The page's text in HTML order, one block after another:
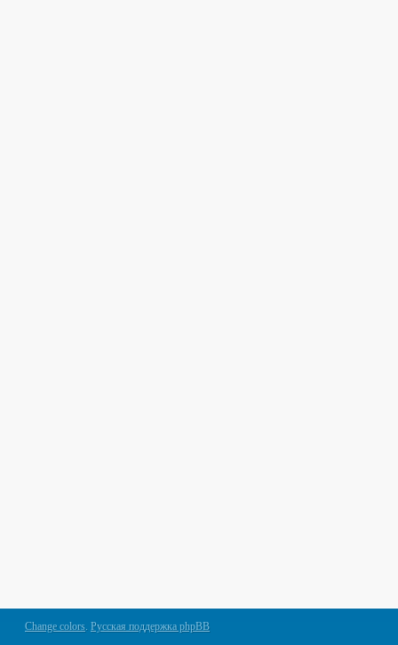
Change colors. Русская поддержка phpBB